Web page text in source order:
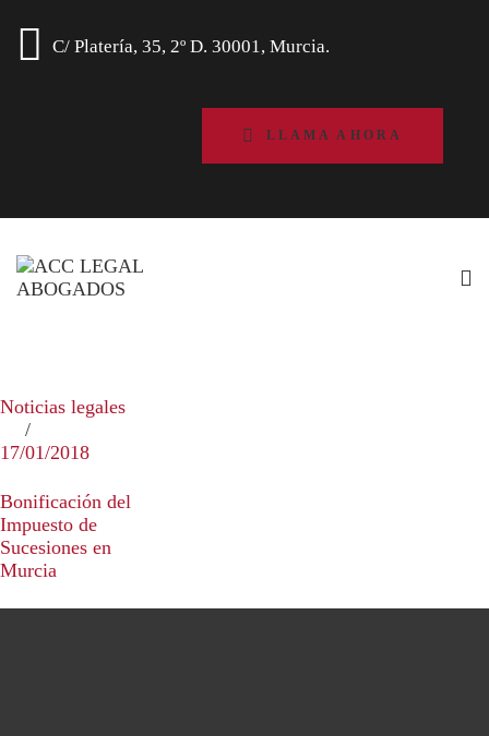
C/ Platería, 35, 2º D. 30001, Murcia.
LLAMA AHORA
Noticias legales
17/01/2018
Bonificación del
Impuesto de
Sucesiones en
Murcia